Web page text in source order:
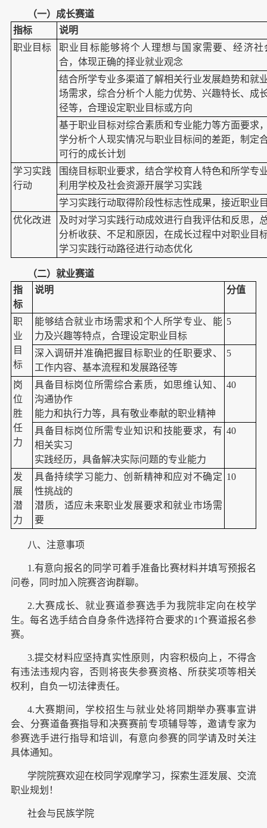
（一）成长赛道
指标
说明
职业目标
职业目标能够将个人理想与国家需要、经济社
合，体现正确的择业就业观念
结合所学专业多渠道了解相关行业发展趋势和就
场需求，综合分析个人能力优势、兴趣特长、成
径等，合理设定职业目标或方向
基于职业目标对综合素质和专业能力等方面要求
学分析个人现实情况与职业目标间的差距，制定
可行的成长计划
学习实践
行动
围绕目标职业要求，结合学校育人特色和所学专
利用学校及社会资源开展学习实践
学习实践行动取得阶段性标志性成果，接近职业
优化改进
及时对学习实践行动成效进行自我评估和反思，
分析收获、不足和原因，在成长过程中对职业目
学习实践行动路径进行动态优化
（二）就业赛道
指
标
说明 分值
职
业
目
标
能够结合就业市场需求和个人所学专业、能
力及兴趣等特点，合理设定职业目标
5
深入调研并准确把握目标职业的任职要求、
工作内容、基本流程和发展路径等
5
岗
位
胜
任
力
具备目标岗位所需综合素质，如思维认知、
沟通协作
能力和执行力等，具有敬业奉献的职业精神
40
具备目标岗位所需专业知识和技能要求，有
相关实习
实践经历，具备解决实际问题的专业能力
40
发
展
潜
力
具备持续学习能力、创新精神和应对不确定
性挑战的
潜质，适应未来职业发展要求和就业市场需
要
10
八、注意事项
1.有意向报名的同学可着手准备比赛材料并填写预报名
问卷，同时加入院赛咨询群聊。
2.大赛成长、就业赛道参赛选手为我院非定向在校学
生。每名选手结合自身条件选择符合要求的1个赛道报名参
赛。
3.提交材料应坚持真实性原则，内容积极向上，不得含
有违法违规内容，否则将丧失参赛资格、所获奖项等相关
权利，自负一切法律责任。
4.大赛期间，学校招生与就业处将同期举办赛事宣讲
会、分赛道备赛指导和决赛赛前专项辅导等，邀请专家为
参赛选手进行指导和培训，有意向参赛的同学请及时关注
具体通知。
学院院赛欢迎在校同学观摩学习，探索生涯发展、交流
职业规划！
社会与民族学院